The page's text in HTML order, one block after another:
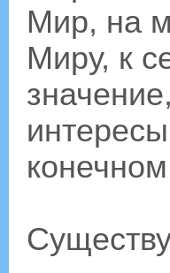
Мир, на
Миру, к